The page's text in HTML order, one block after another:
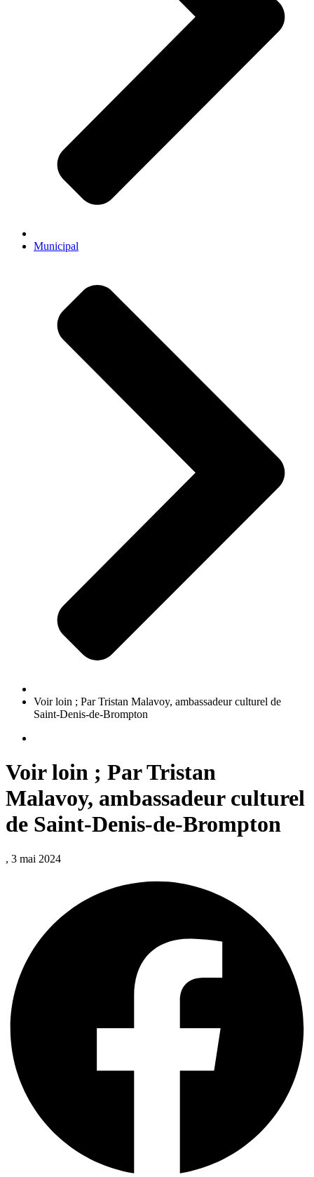
Municipal
Voir loin ; Par Tristan Malavoy, ambassadeur culturel de
Saint-Denis-de-Brompton
Voir loin ; Par Tristan
Malavoy, ambassadeur culturel
de Saint-Denis-de-Brompton
, 3 mai 2024